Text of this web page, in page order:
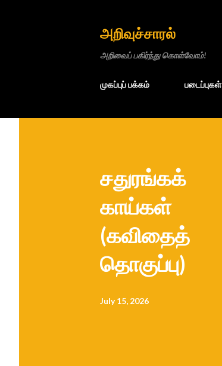
அறிவுச்சாரல்
அறிவைப் பகிர்ந்து கொள்வோம்!
முகப்புப் பக்கம் படைப்புகள்
சதுரங்கக்
காய்கள்
(கவிதைத்
தொகுப்பு)
July 15, 2026